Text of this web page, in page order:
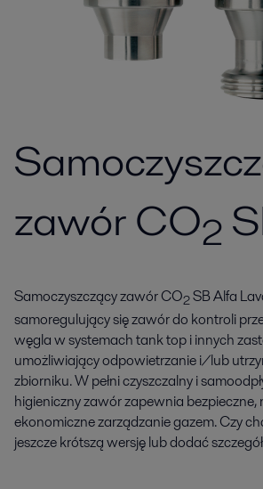
zawór CO2
Samoczyszczący zawór CO2SB Alfa
samoregulujący się zawór do kontroli
węgla w systemach tank top i innych
umożliwiający odpowietrzanie i/lub
zbiorniku. W pełni czyszczalny i
higieniczny zawór zapewnia bezpieczne,
ekonomiczne zarządzanie gazem. Czy
jeszcze krótszą wersję lub dodać